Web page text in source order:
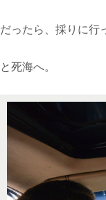
だったら、採りに行
と死海へ。